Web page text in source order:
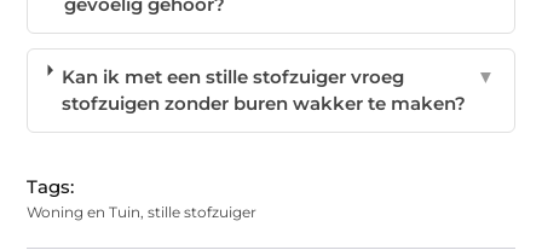
Kan ik met een stille stofzuiger vroeg
stofzuigen zonder buren wakker te maken?
▼
Tags:
Woning en Tuin,stille stofzuiger